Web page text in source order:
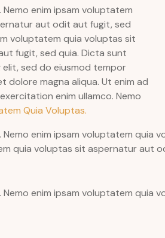
enim ipsam voluptatem
aut odit aut fugit, sed
voluptatem quia voluptas sit
fugit, sed quia. Dicta sunt
elit, sed do eiusmod tempor
dolore magna aliqua. Ut enim ad
enim ullamco. Nemo
Quia Voluptas.
enim ipsam voluptatem quia
quia voluptas sit aspernatur aut
enim ipsam voluptatem